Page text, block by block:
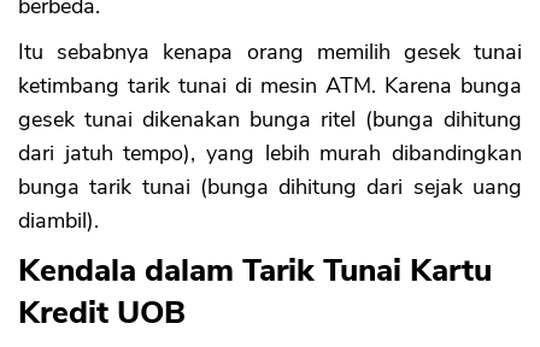
berbeda.
Itu sebabnya kenapa orang memilih gesek tunai
ketimbang tarik tunai di mesin ATM. Karena bunga
gesek tunai dikenakan bunga ritel (bunga dihitung
dari jatuh tempo), yang lebih murah dibandingkan
bunga tarik tunai (bunga dihitung dari sejak uang
diambil).
Kendala dalam Tarik Tunai Kartu
Kredit UOB